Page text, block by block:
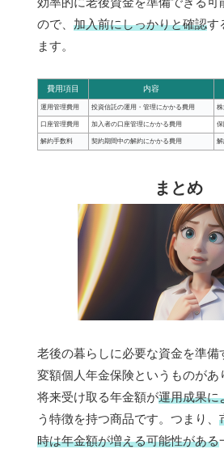
ので、 加入前にしっかりと確認す
ます。
費用項目 内容
運用管理費用 投資信託の運用・管理にかかる費用 株
口座管理費用 加入者の口座管理にかかる費用 保
解約手数料 契約期間中の解約にかかる費用 解
まとめ
老後の暮らしに必要な資金を準備
変額個人年金保険というものがあ
将来受け取る年金額が運用成果に
う特徴を持つ商品です。つまり、
時は年金額が増える可能性がある